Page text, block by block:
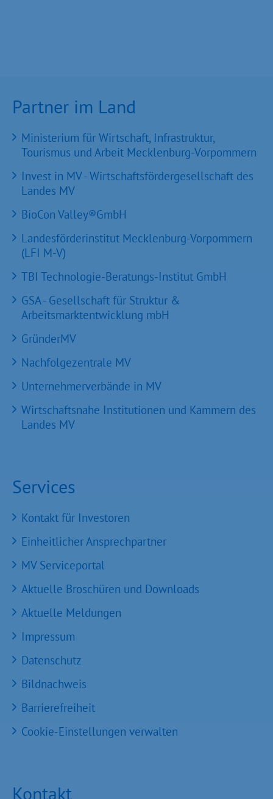
Partner im Land
Ministerium für Wirtschaft, Infrastruktur,
Tourismus und Arbeit Mecklenburg-Vorpommern
Invest in MV - Wirtschaftsfördergesellschaft des
Landes MV
BioCon Valley®GmbH
Landesförderinstitut Mecklenburg-Vorpommern
(LFI M-V)
TBI Technologie-Beratungs-Institut GmbH
GSA - Gesellschaft für Struktur &
Arbeitsmarktentwicklung mbH
GründerMV
Nachfolgezentrale MV
Unternehmerverbände in MV
Wirtschaftsnahe Institutionen und Kammern des
Landes MV
Services
Kontakt für Investoren
Einheitlicher Ansprechpartner
MV Serviceportal
Aktuelle Broschüren und Downloads
Aktuelle Meldungen
Impressum
Datenschutz
Bildnachweis
Barrierefreiheit
Cookie-Einstellungen verwalten
Kontakt